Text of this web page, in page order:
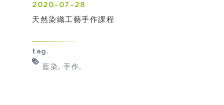
2020-07-28
天然染織工藝手作課程
tag.
藍染 手作